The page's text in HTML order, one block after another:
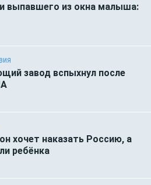
выпавшего из окна малыша:
завод вспыхнул после
хочет наказать Россию, а
ребёнка